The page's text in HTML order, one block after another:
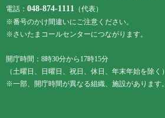
電話： 048-874-1111 （代表）
※番号のかけ間違いにご注意ください。
※さいたまコールセンターにつながります。
開庁時間：8時30分から17時15分
（土曜日、日曜日、祝日、休日、年末年始を除く）
※一部、開庁時間が異なる組織、施設があります。